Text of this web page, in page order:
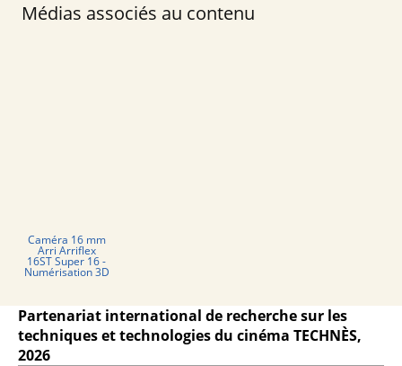
Médias associés au contenu
Caméra 16 mm
Arri Arriflex
16ST Super 16 -
Numérisation 3D
Partenariat international de recherche sur les
techniques et technologies du cinéma TECHNÈS,
2026